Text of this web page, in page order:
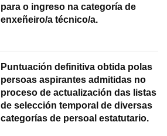
para o ingreso na categoría de
enxeñeiro/a técnico/a.
Puntuación definitiva obtida polas
persoas aspirantes admitidas no
proceso de actualización das listas
de selección temporal de diversas
categorías de persoal estatutario.